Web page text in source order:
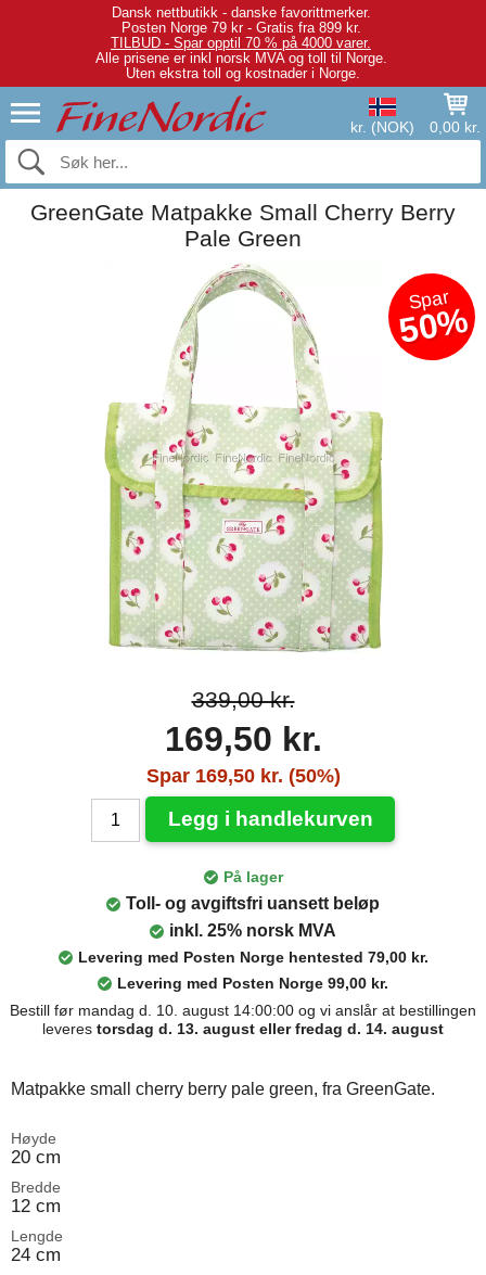
Dansk nettbutikk - danske favorittmerker.
Posten Norge 79 kr - Gratis fra 899 kr.
TILBUD - Spar opptil 70 % på 4000 varer.
Alle prisene er inkl norsk MVA og toll til Norge.
Uten ekstra toll og kostnader i Norge.
kr. (NOK) 0,00 kr.
GreenGate Matpakke Small Cherry Berry
Pale Green
Spar
50%
339,00 kr.
169,50 kr.
Spar 169,50 kr. (50%)
Legg i handlekurven
På lager
Toll- og avgiftsfri uansett beløp
inkl. 25% norsk MVA
Levering med Posten Norge hentested 79,00 kr.
Levering med Posten Norge 99,00 kr.
Bestill før mandag d. 10. august 14:00:00 og vi anslår at bestillingen
leveres torsdag d. 13. august eller fredag d. 14. august
Matpakke small cherry berry pale green, fra GreenGate.
Høyde
20 cm
Bredde
12 cm
Lengde
24 cm